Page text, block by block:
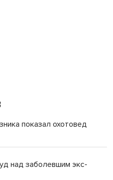
показал охотовед
над заболевшим экс-